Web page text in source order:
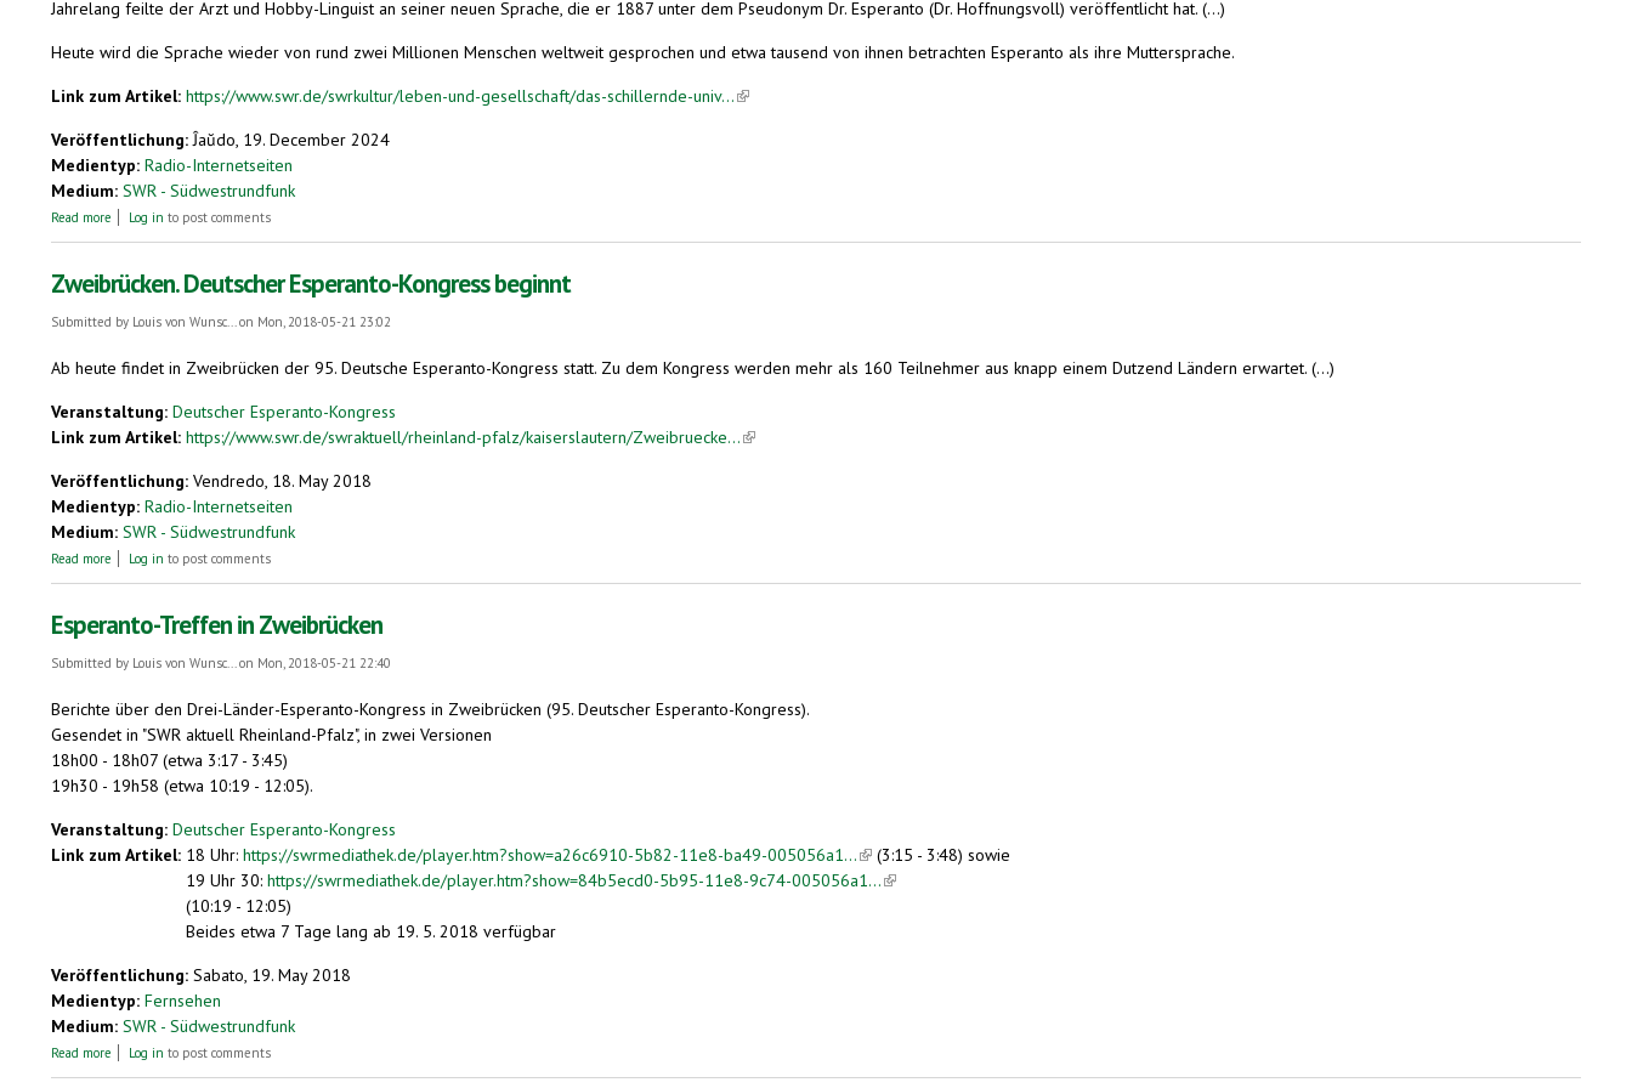
Jahrelang feilte der Arzt und Hobby-Linguist an seiner neuen Sprache, die er 1887 unter dem Pseudonym Dr. Esperanto (Dr. Hoffnungsvoll) veröffentlicht hat. (...)
Heute wird die Sprache wieder von rund zwei Millionen Menschen weltweit gesprochen und etwa tausend von ihnen betrachten Esperanto als ihre Muttersprache.
Link zum Artikel: https://www.swr.de/swrkultur/leben-und-gesellschaft/das-schillernde-univ...(link is external)
Veröffentlichung:Ĵaŭdo, 19. December 2024
Medientyp: Radio-Internetseiten
Medium: SWR - Südwestrundfunk
Read more about Von Klingonisch bis Volapük – Der Traum von der universellen Sprache
Log in to post comments
Zweibrücken. Deutscher Esperanto-Kongress beginnt
Submitted by Louis von Wunsc...on Mon, 2018-05-21 23:02
Ab heute findet in Zweibrücken der 95. Deutsche Esperanto-Kongress statt. Zu dem Kongress werden mehr als 160 Teilnehmer aus knapp einem Dutzend Ländern erwartet. (...)
Veranstaltung: Deutscher Esperanto-Kongress
Link zum Artikel: https://www.swr.de/swraktuell/rheinland-pfalz/kaiserslautern/Zweibruecke...(link is external)
Veröffentlichung: Vendredo, 18. May 2018
Medientyp: Radio-Internetseiten
Medium: SWR - Südwestrundfunk
Read more about Zweibrücken. Deutscher Esperanto-Kongress beginnt
Log in to post comments
Esperanto-Treffen in Zweibrücken
Submitted by Louis von Wunsc...on Mon, 2018-05-21 22:40
Berichte über den Drei-Länder-Esperanto-Kongress in Zweibrücken (95. Deutscher Esperanto-Kongress).
Gesendet in "SWR aktuell Rheinland-Pfalz", in zwei Versionen
18h00 - 18h07 (etwa 3:17 - 3:45)
19h30 - 19h58 (etwa 10:19 - 12:05).
Veranstaltung: Deutscher Esperanto-Kongress
Link zum Artikel: 18 Uhr: https://swrmediathek.de/player.htm?show=a26c6910-5b82-11e8-ba49-005056a1...(link is external)
(3:15 - 3:48) sowie
19 Uhr 30: https://swrmediathek.de/player.htm?show=84b5ecd0-5b95-11e8-9c74-005056a1...(link is external)
(10:19 - 12:05)
Beides etwa 7 Tage lang ab 19. 5. 2018 verfügbar
Veröffentlichung: Sabato, 19. May 2018
Medientyp: Fernsehen
Medium: SWR - Südwestrundfunk
Read more about Esperanto-Treffen in Zweibrücken
Log in to post comments